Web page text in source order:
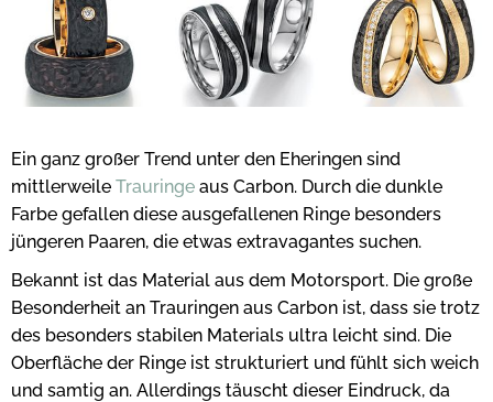
Ein ganz großer Trend unter den Eheringen sind
mittlerweile Trauringe aus Carbon. Durch die dunkle
Farbe gefallen diese ausgefallenen Ringe besonders
jüngeren Paaren, die etwas extravagantes suchen.
Bekannt ist das Material aus dem Motorsport. Die große
Besonderheit an Trauringen aus Carbon ist, dass sie trotz
des besonders stabilen Materials ultra leicht sind. Die
Oberfläche der Ringe ist strukturiert und fühlt sich weich
und samtig an. Allerdings täuscht dieser Eindruck, da